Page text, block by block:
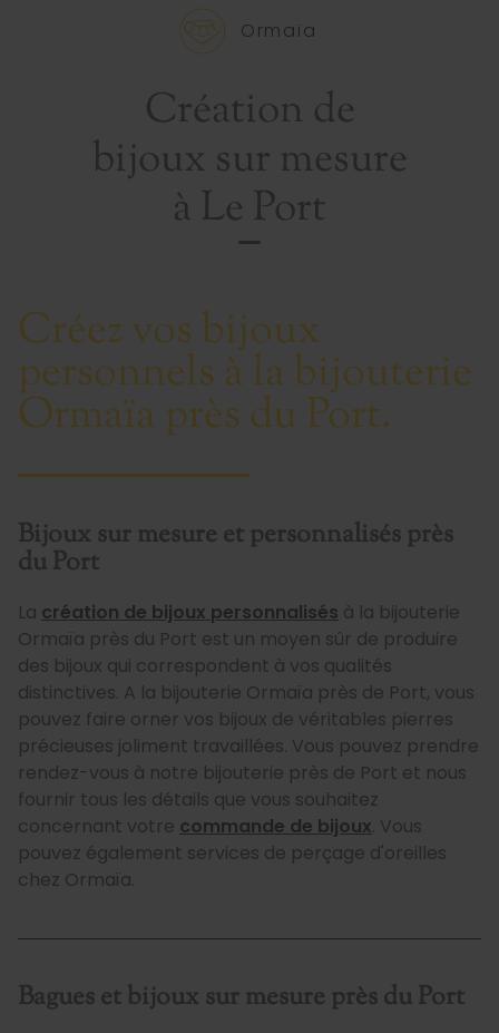
Création de
bijoux sur mesure
à Le Port
Créez vos bijoux
personnels à la bijouterie
Ormaïa près du Port.
Bijoux sur mesure et personnalisés près
du Port
La création de bijoux personnalisés à la bijouterie
Ormaïa près du Port est un moyen sûr de produire
des bijoux qui correspondent à vos qualités
distinctives. A la bijouterie Ormaïa près de Port, vous
pouvez faire orner vos bijoux de véritables pierres
précieuses joliment travaillées. Vous pouvez prendre
rendez-vous à notre bijouterie près de Port et nous
fournir tous les détails que vous souhaitez
concernant votre commande de bijoux. Vous
pouvez également services de perçage d'oreilles
chez Ormaïa.
Bagues et bijoux sur mesure près du Port
Ormaïa